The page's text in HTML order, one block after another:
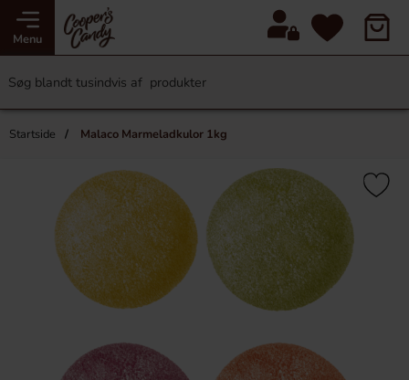
Menu
Startside Malaco Marmeladkulor 1kg